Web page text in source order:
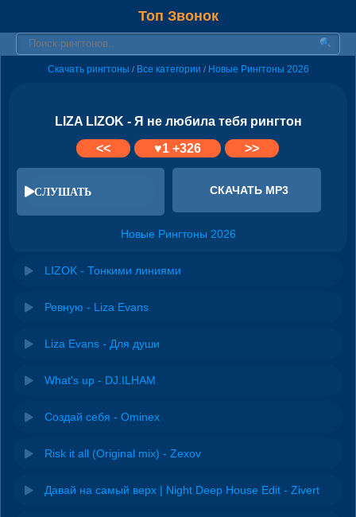
Топ Звонок
Скачать рингтоны / Все категории / Новые Рингтоны 2026
LIZA LIZOK - Я не любила тебя рингтон
<<
♥1+326 >>
СЛУШАТЬ СКАЧАТЬ MP3
Новые Рингтоны 2026
LIZOK - Тонкими линиями
Ревную - Liza Evans
Liza Evans - Для души
What's up - DJ.ILHAM
Создай себя - Ominex
Risk it all (Original mix) - Zexov
Давай на самый верх | Night Deep House Edit - Zivert